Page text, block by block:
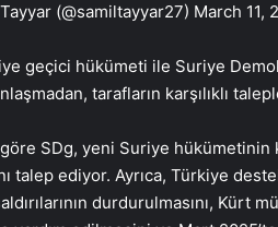
(@samiltayyar27) March 11,
geçici hükümeti ile Suriye
tarafların karşılıklı
SDg, yeni Suriye
talep ediyor. Ayrıca, Türkiye
durdurulmasını,